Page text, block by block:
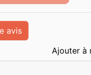
avis